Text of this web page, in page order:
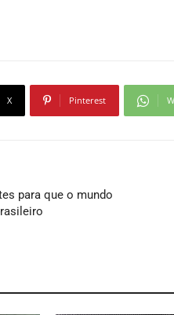
X Pinterest
para que o mundo